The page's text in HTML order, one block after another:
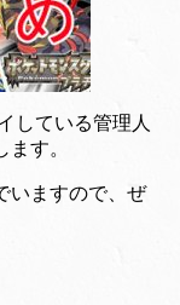
している管理人
す。
いますので、ぜ